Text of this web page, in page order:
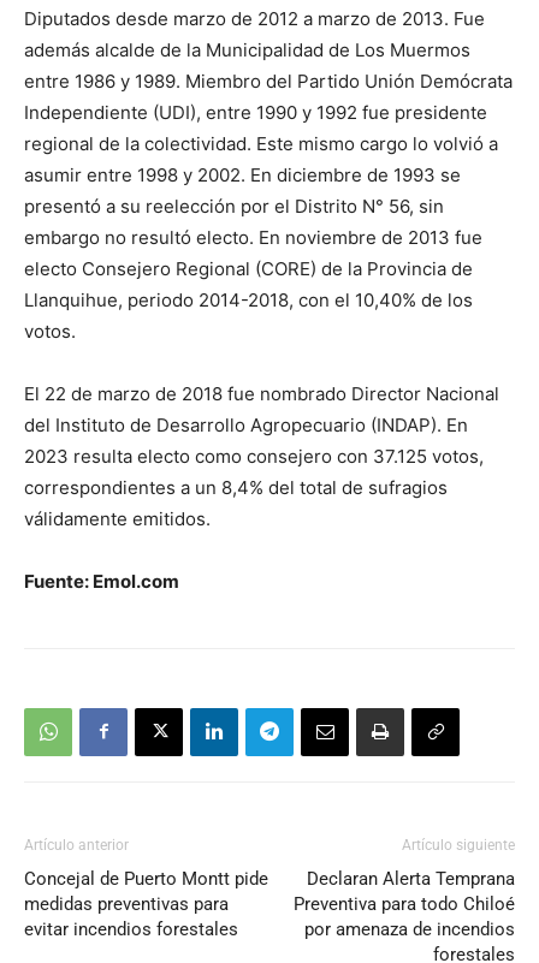
Diputados desde marzo de 2012 a marzo de 2013. Fue
además alcalde de la Municipalidad de Los Muermos
entre 1986 y 1989. Miembro del Partido Unión Demócrata
Independiente (UDI), entre 1990 y 1992 fue presidente
regional de la colectividad. Este mismo cargo lo volvió a
asumir entre 1998 y 2002. En diciembre de 1993 se
presentó a su reelección por el Distrito N° 56, sin
embargo no resultó electo. En noviembre de 2013 fue
electo Consejero Regional (CORE) de la Provincia de
Llanquihue, periodo 2014-2018, con el 10,40% de los
votos.
El 22 de marzo de 2018 fue nombrado Director Nacional
del Instituto de Desarrollo Agropecuario (INDAP). En
2023 resulta electo como consejero con 37.125 votos,
correspondientes a un 8,4% del total de sufragios
válidamente emitidos.
Fuente: Emol.com
Artículo anterior
Concejal de Puerto Montt pide
medidas preventivas para
evitar incendios forestales
Artículo siguiente
Declaran Alerta Temprana
Preventiva para todo Chiloé
por amenaza de incendios
forestales